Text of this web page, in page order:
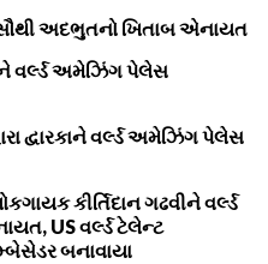
સૌથી અદભુતનો ખિતાબ એનાયત
વર્લ્ડ અમેઝિંગ પેલેસ
દ્વારકાને વર્લ્ડ અમેઝિંગ પેલેસ
કીર્તિદાન ગઢવીને વર્લ્ડ
US વર્લ્ડ ટેલેન્ટ
બનાવાયા